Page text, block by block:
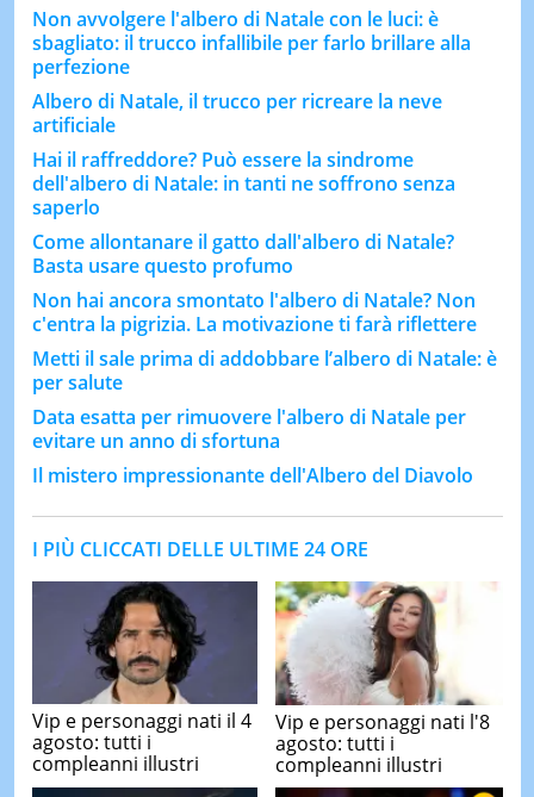
Non avvolgere l'albero di Natale con le luci: è
sbagliato: il trucco infallibile per farlo brillare alla
perfezione
Albero di Natale, il trucco per ricreare la neve
artificiale
Hai il raffreddore? Può essere la sindrome
dell'albero di Natale: in tanti ne soffrono senza
saperlo
Come allontanare il gatto dall'albero di Natale?
Basta usare questo profumo
Non hai ancora smontato l'albero di Natale? Non
c'entra la pigrizia. La motivazione ti farà riflettere
Metti il sale prima di addobbare l’albero di Natale: è
per salute
Data esatta per rimuovere l'albero di Natale per
evitare un anno di sfortuna
Il mistero impressionante dell'Albero del Diavolo
I PIÙ CLICCATI DELLE ULTIME 24 ORE
Vip e personaggi nati il 4
agosto: tutti i
compleanni illustri
Vip e personaggi nati l'8
agosto: tutti i
compleanni illustri